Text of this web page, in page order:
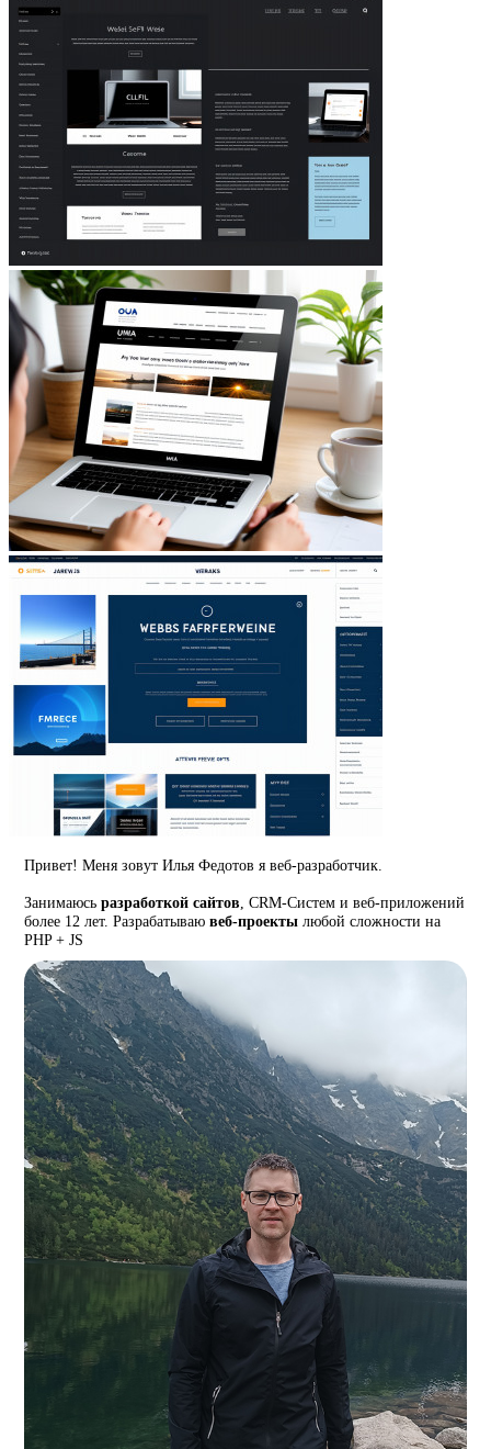
Привет! Меня зовут Илья Федотов я веб-разработчик.
Занимаюсьразработкой сайтов , CRM-Систем и веб-приложений
более 12 лет. Разрабатываювеб-проекты любой сложности на
PHP + JS